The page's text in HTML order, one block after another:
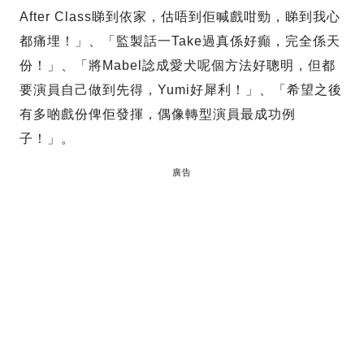
After Class睇到依家，估唔到佢喊戲咁勁，睇到我心
都痛埋！」、「監製話一Take過真係好癲，完全係天
份！」、「將Mabel諗成愛犬呢個方法好聰明，但都
要演員自己做到先得，Yumi好犀利！」、「希望之後
有多啲戲份俾佢發揮，偶像轉型演員最成功例
子！」。
廣告